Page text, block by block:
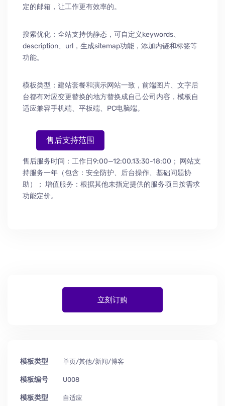
定的邮箱，让工作更有效率的。
搜索优化：全站支持伪静态，可自定义keywords、
description、url，生成sitemap功能，添加内链和标签等
功能。
模板类型：建站套餐和演示网站一致，前端图片、文字后
台都有对应变更替换的地方替换成自己公司内容，模板自
适应兼容手机端、平板端、PC电脑端。
售后支持范围
售后服务时间：工作日9:00—12:00,13:30-18:00；
网站支
持服务一年（包含：安全防护、 后台操作、 基础问题协
助）
； 增值服务：根据其他未指定提供的服务项目按需求
功能定价。
立刻订购
模板类型 单页/其他/新闻/博客
模板编号 U008
模板类型 自适应